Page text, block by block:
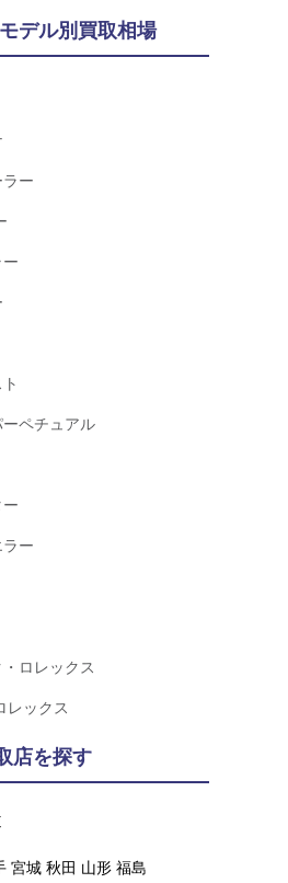
デル別買取相場
ー
ペチュアル
ー
ロレックス
レックス
店を探す
宮城 秋田 山形 福島